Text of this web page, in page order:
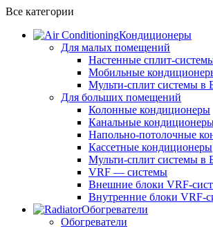
Все категории
Кондиционеры
Для малых помещений
Настенные сплит-
Мобильные
Мульти-сплит системы в
Для больших помещений
Колонные кондиционеры
Канальные
Напольно-потолочные
Кассетные кондиционеры
Мульти-сплит системы в
VRF — системы
Внешние блоки VRF-
Внутренние блоки VRF-
Обогреватели
Обогреватели